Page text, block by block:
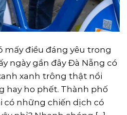
mấy điều đáng yêu trong
ngày gần đây Đà Nẵng có
xanh trông thật nổi
hay ho phết. Thành phố
có những chiến dịch có